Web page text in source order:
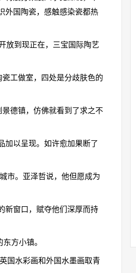
外国陶瓷，感触感染瓷都热
到现正在，三宝国际陶艺
工做室，四处是分歧肤色的
德镇，仿佛就看到了求之不
以呈现。如许愈加果断了
市。亚泽哲说，他但愿成为
窗口，赋夺他们深厚而持
方小镇。
国水彩画和外国水墨画取青